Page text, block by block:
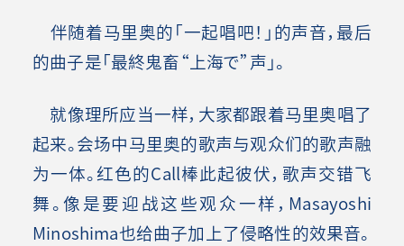
伴随着马里奥的「一起唱吧！」的声音，最后
的曲子是「最終鬼畜“上海で”声」。
就像理所应当一样，大家都跟着马里奥唱了
起来。会场中马里奥的歌声与观众们的歌声融
为一体。红色的Call棒此起彼伏，歌声交错飞
舞。像是要迎战这些观众一样，Masayoshi
Minoshima也给曲子加上了侵略性的效果音。